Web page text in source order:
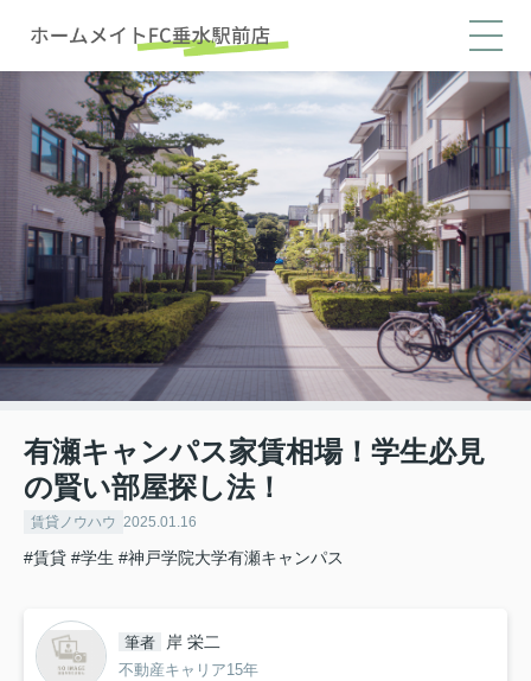
有瀬キャンパス家賃相場！学生必見
の賢い部屋探し法！
賃貸ノウハウ 2025.01.16
#賃貸 #学生 #神戸学院大学有瀬キャンパス
筆者 岸 栄二
不動産キャリア15年